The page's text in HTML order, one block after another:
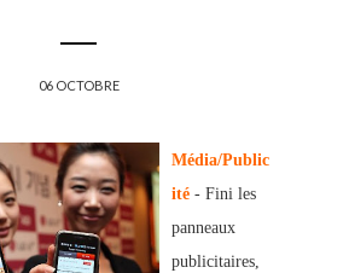
06 OCTOBRE
Média/Public
ité - Fini les
panneaux
publicitaires,